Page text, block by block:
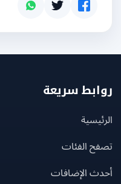
سريعة
الفئات
الإضافات